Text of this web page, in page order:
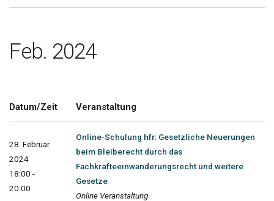
Feb. 2024
Datum/Zeit Veranstaltung
28. Februar
2024
18:00 -
20:00
Online-Schulung hfr: Gesetzliche Neuerungen
beim Bleiberecht durch das
Fachkräfteeinwanderungsrecht und weitere
Gesetze
Online Veranstaltung